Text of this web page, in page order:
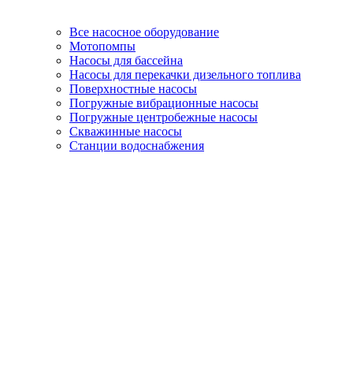
Все насосное оборудование
Мотопомпы
Насосы для бассейна
Насосы для перекачки дизельного топлива
Поверхностные насосы
Погружные вибрационные насосы
Погружные центробежные насосы
Скважинные насосы
Станции водоснабжения